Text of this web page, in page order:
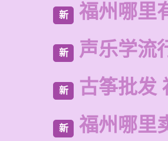
新 福州哪里
新 声乐学流
新 古筝批发
新 福州哪里